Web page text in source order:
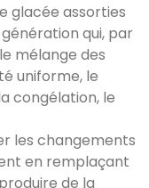
glacée assorties
qui, par
mélange des
uniforme, le
congélation, le
les changements
en remplaçant
de la